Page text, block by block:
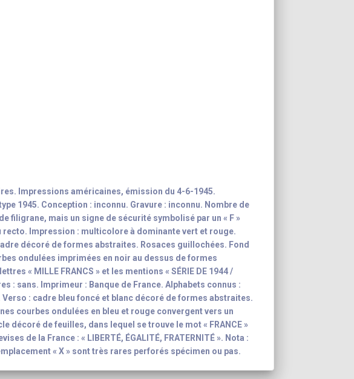
Impressions américaines, émission du 4-6-1945.
1945. Conception : inconnu. Gravure : inconnu. Nombre de
filigrane, mais un signe de sécurité symbolisé par un « F »
recto. Impression : multicolore à dominante vert et rouge.
décoré de formes abstraites. Rosaces guillochées. Fond
ondulées imprimées en noir au dessus de formes
« MILLE FRANCS » et les mentions « SÉRIE DE 1944 /
: sans. Imprimeur : Banque de France. Alphabets connus :
Verso : cadre bleu foncé et blanc décoré de formes abstraites.
courbes ondulées en bleu et rouge convergent vers un
décoré de feuilles, dans lequel se trouve le mot « FRANCE »
de la France : « LIBERTÉ, ÉGALITÉ, FRATERNITÉ ». Nota :
« X » sont très rares perforés spécimen ou pas.